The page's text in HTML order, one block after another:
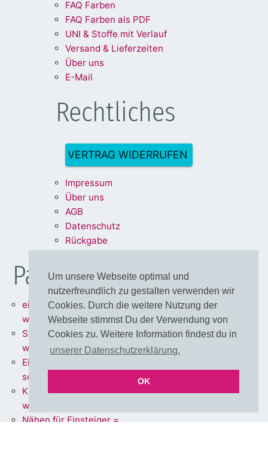
Um unsere Webseite optimal und
nutzerfreundlich zu gestalten verwenden wir
Cookies. Durch die weitere Nutzung der
Webseite stimmst Du der Verwendung von
Cookies zu. Weitere Information findest du in
unserer Datenschutzerklärung.
OK
FAQ Farben
FAQ Farben als PDF
UNI & Stoffe mit Verlauf
Versand & Lieferzeiten
Über uns
E-Mail
Rechtliches
VERTRAG WIDERRUFEN
Impressum
Über uns
AGB
Datenschutz
Rückgabe
Partnershops
einfärbbare Meterware =
www.stoff.love
Stoffe + Schnittmuster =
www.schnoffle.de
Eigene Stoffe = www.stoff-
schmie.de
Kissen Made in Germany =
www.kissen.love
Nähen für Einsteiger =